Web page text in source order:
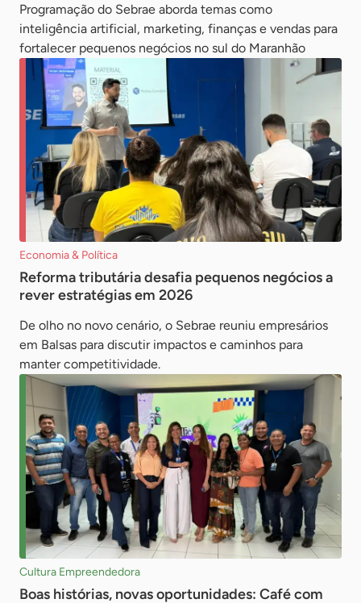
Programação do Sebrae aborda temas como
inteligência artificial, marketing, finanças e vendas para
fortalecer pequenos negócios no sul do Maranhão
Economia & Política
Reforma tributária desafia pequenos negócios a
rever estratégias em 2026
De olho no novo cenário, o Sebrae reuniu empresários
em Balsas para discutir impactos e caminhos para
manter competitividade.
Cultura Empreendedora
Boas histórias, novas oportunidades: Café com